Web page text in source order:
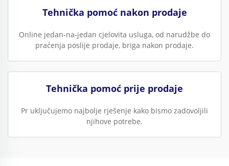
Tehnička pomoć nakon prodaje
Online jedan-na-jedan cjelovita usluga, od narudžbe do
praćenja poslije prodaje, briga nakon prodaje.
Tehnička pomoć prije prodaje
Pr uključujemo najbolje rješenje kako bismo zadovoljili
njihove potrebe.